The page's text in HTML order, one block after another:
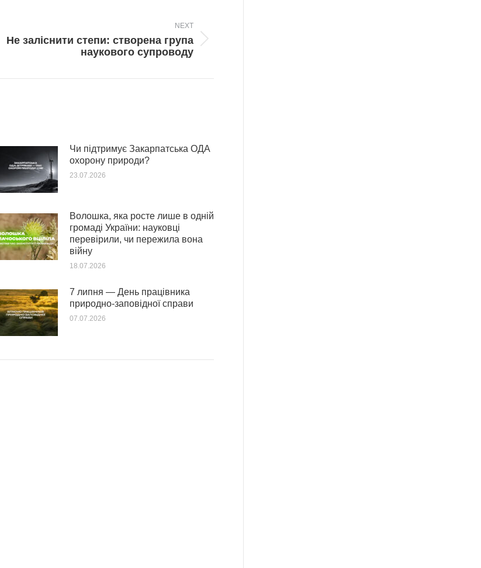
NEXT
Next
Не заліснити степи: створена група
наукового супроводу
Чи підтримує Закарпатська ОДА
охорону природи?
23.07.2026
Волошка, яка росте лише в одній
громаді України: науковці
перевірили, чи пережила вона
війну
18.07.2026
7 липня — День працівника
природно-заповідної справи
07.07.2026